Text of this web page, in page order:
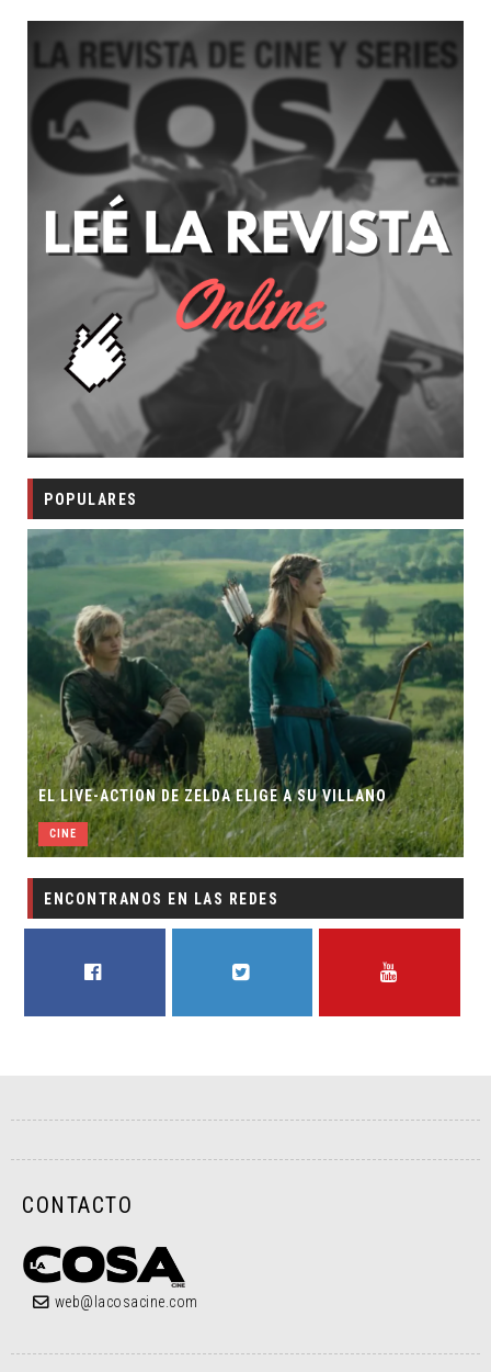
POPULARES
EL LIVE-ACTION DE ZELDA ELIGE A SU VILLANO
CINE
ENCONTRANOS EN LAS REDES
CONTACTO
web@lacosacine.com